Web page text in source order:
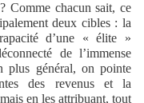
Comme chacun sait, ce
deux cibles : la
d’une « élite »
de l’immense
plus général, on pointe
des revenus et la
en les attribuant, tout